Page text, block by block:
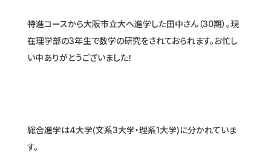
特進コースから大阪市立大へ進学した田中さん（30期）。現
在理学部の3年生で数学の研究をされておられます。お忙し
い中ありがとうございました！
総合進学は4大学(文系3大学・理系1大学)に分かれていま
す。